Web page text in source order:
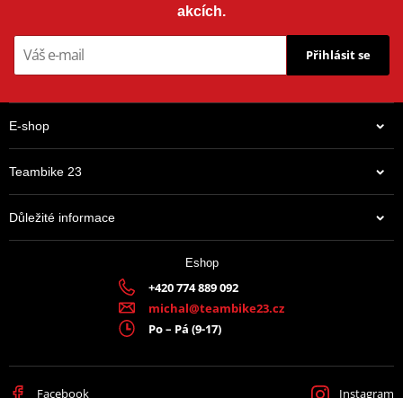
akcích.
Přihlásit se
E-shop
Teambike 23
Důležité informace
Eshop
+420 774 889 092
michal@teambike23.cz
Po – Pá (9-17)
Facebook Instagram